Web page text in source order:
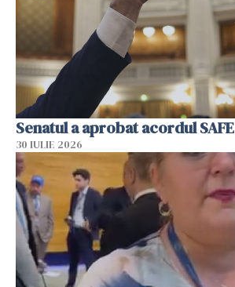
Senatul a aprobat acordul SAFE
30 IULIE 2026